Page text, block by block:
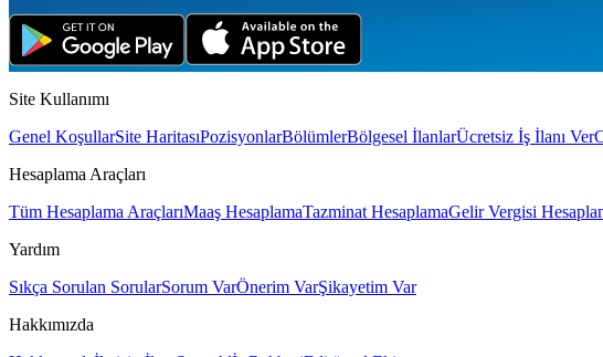
Site Kullanımı
Genel KoşullarSite HaritasıPozisyonlarBölümlerBölgesel İlanlarÜcretsiz İş İlanı Ver
Hesaplama Araçları
Tüm Hesaplama AraçlarıMaaş HesaplamaTazminat HesaplamaGelir Vergisi
Yardım
Sıkça Sorulan SorularSorum VarÖnerim VarŞikayetim Var
Hakkımızda